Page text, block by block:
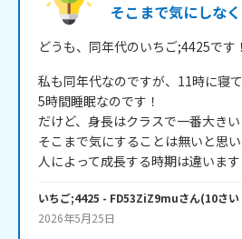
そこまで気にしな
どうも、同年代のいちご;4425です！
私も同年代なのですが、11時に寝て
5時間睡眠なのです！
だけど、身長はクラスで一番大きい
そこまで気にすることは無いと思い
人によって成長する時期は違いま
いちご;4425 - FD53ZiZ9muさん(10さい
2026年5月25日